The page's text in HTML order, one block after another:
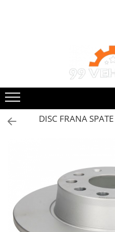
Accesorii Motociclete & Scutere
Antigel
Filtre
Produse cosmetica 99Vehicles
Produse Sonax
Racing
Solutii intretinere auto
DISC FRANA